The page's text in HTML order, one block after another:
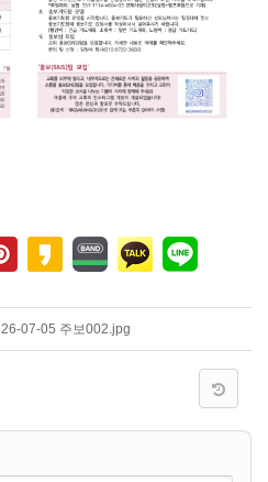
26-07-05 주보002.jpg